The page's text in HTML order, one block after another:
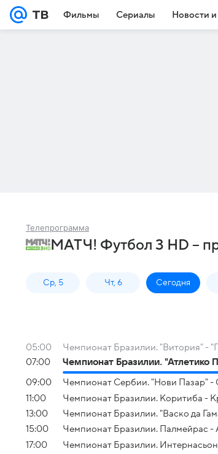
Фильмы Сериалы Новости и
Телепрограмма
МАТЧ! Футбол 3 HD –
Ср, 5 Чт, 6 Сегодня
05:00
Чемпионат Бразилии. "Витория" -
07:00
Чемпионат Бразилии. "Атлетико
09:00
Чемпионат Сербии. "Нови Пазар"
11:00
Чемпионат Бразилии. Коритиба -
13:00
Чемпионат Бразилии. "Васко да
15:00
Чемпионат Бразилии. Палмейрас -
17:00
Чемпионат Бразилии.